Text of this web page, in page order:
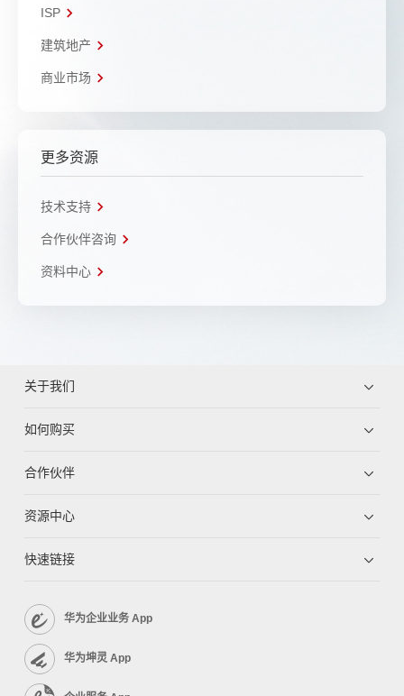
ISP
建筑地产
商业市场
更多资源
技术支持
合作伙伴咨询
资料中心
关于我们
如何购买
合作伙伴
资源中心
快速链接
华为企业业务 App
华为坤灵 App